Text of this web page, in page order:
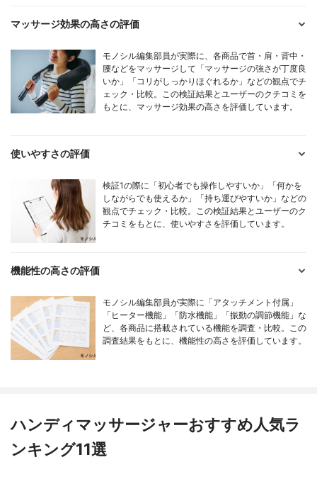
マッサージ効果の高さの評価
モノシル編集部員が実際に、各商品で首・肩・背中・
腰などをマッサージして「マッサージの強さが丁度良
いか」「コリがしっかりほぐれるか」などの観点でチ
ェック・比較。この検証結果とユーザーのクチコミを
もとに、マッサージ効果の高さを評価しています。
使いやすさの評価
検証1の際に「初心者でも操作しやすいか」「何かを
しながらでも使えるか」「持ち運びやすいか」などの
観点でチェック・比較。この検証結果とユーザーのク
チコミをもとに、使いやすさを評価しています。
機能性の高さの評価
モノシル編集部員が実際に「アタッチメント付属」
「ヒーター機能」「防水機能」「振動の調節機能」な
ど、各商品に搭載されている機能を調査・比較。この
調査結果をもとに、機能性の高さを評価しています。
ハンディマッサージャーおすすめ人気ラ
ンキング11選